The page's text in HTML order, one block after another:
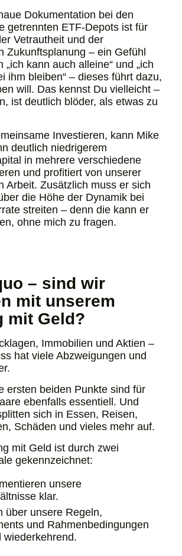
Dokumentation bei den
getrennten ETF-Depots ist für
Vetrautheit und der
Zukunftsplanung – ein Gefühl
„ich kann auch alleine“ und „ich
ihm bleiben“ – dieses führt dazu,
will. Das kennst Du vielleicht –
ist deutlich blöder, als etwas zu
Investieren, kann Mike
deutlich niedrigerem
in mehrere verschiedene
und profitiert von unserer
Arbeit. Zusätzlich muss er sich
die Höhe der Dynamik bei
streiten – denn die kann er
ohne mich zu fragen.
– sind wir
mit unserem
mit Geld?
Immobilien und Aktien –
hat viele Abzweigungen und
ersten beiden Punkte sind für
ebenfalls essentiell. Und
sich in Essen, Reisen,
Schäden und vieles mehr auf.
mit Geld ist durch zwei
gekennzeichnet:
unsere
klar.
über unsere Regeln,
und Rahmenbedingungen
wiederkehrend.